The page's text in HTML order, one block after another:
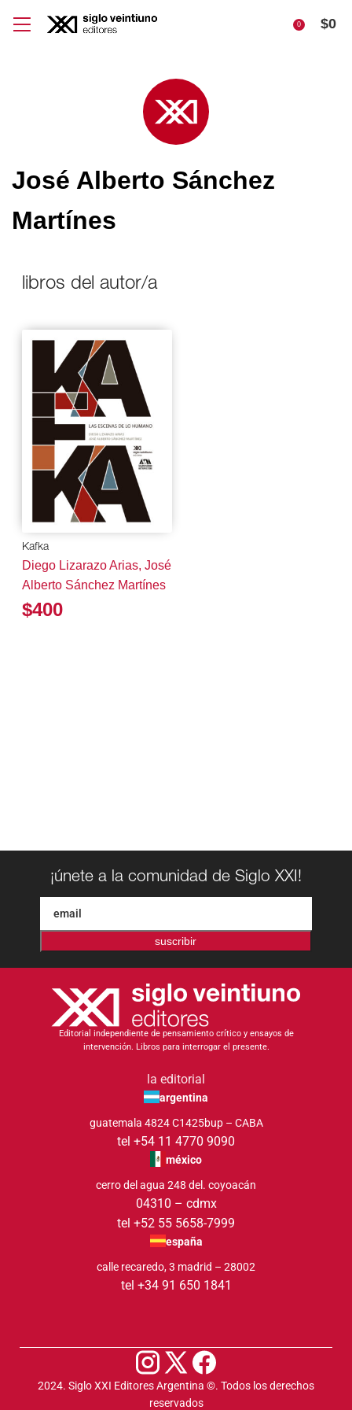
0 $0
José Alberto Sánchez
Martínes
libros del autor/a
Kafka
Diego Lizarazo Arias, José
Alberto Sánchez Martínes
$400
¡únete a la comunidad de Siglo XXI!
suscribir
Editorial independiente de pensamiento crítico y ensayos de
intervención. Libros para interrogar el presente.
la editorial
argentina
guatemala 4824 C1425bup – CABA
tel +54 11 4770 9090
méxico
cerro del agua 248 del. coyoacán
04310 – cdmx
tel +52 55 5658-7999
españa
calle recaredo, 3 madrid – 28002
tel +34 91 650 1841
2024. Siglo XXI Editores Argentina ©️. Todos los derechos
reservados